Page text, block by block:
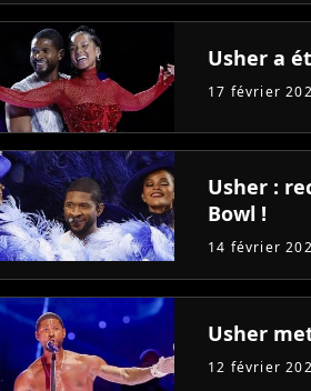
Usher a
17 février
Usher :
Bowl !
14 février
Usher
12 février